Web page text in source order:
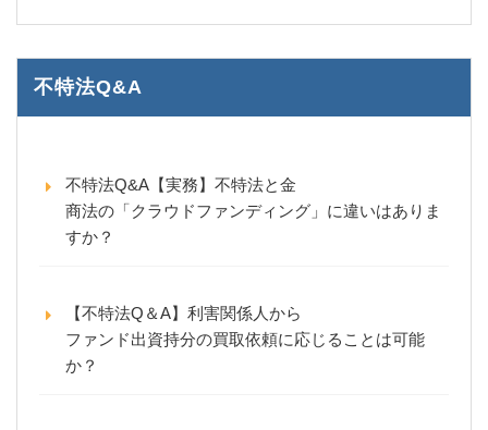
不特法Q&A
不特法Q&A【実務】不特法と金
商法の「クラウドファンディング」に違いはありま
すか？
【不特法Q＆A】利害関係人から
ファンド出資持分の買取依頼に応じることは可能
か？